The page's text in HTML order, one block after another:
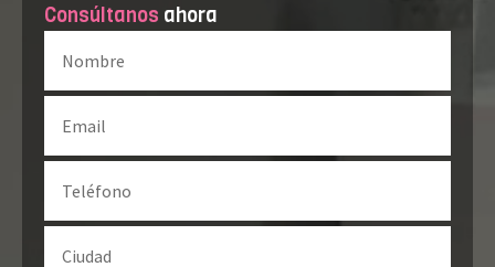
Consúltanos ahora